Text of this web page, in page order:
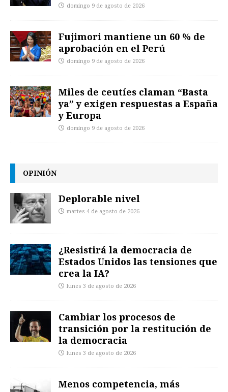
domingo 9 de agosto de 2026
Fujimori mantiene un 60 % de
aprobación en el Perú
domingo 9 de agosto de 2026
Miles de ceutíes claman “Basta
ya” y exigen respuestas a España
y Europa
domingo 9 de agosto de 2026
OPINIÓN
Deplorable nivel
martes 4 de agosto de 2026
¿Resistirá la democracia de
Estados Unidos las tensiones que
crea la IA?
lunes 3 de agosto de 2026
Cambiar los procesos de
transición por la restitución de
la democracia
lunes 3 de agosto de 2026
Menos competencia, más